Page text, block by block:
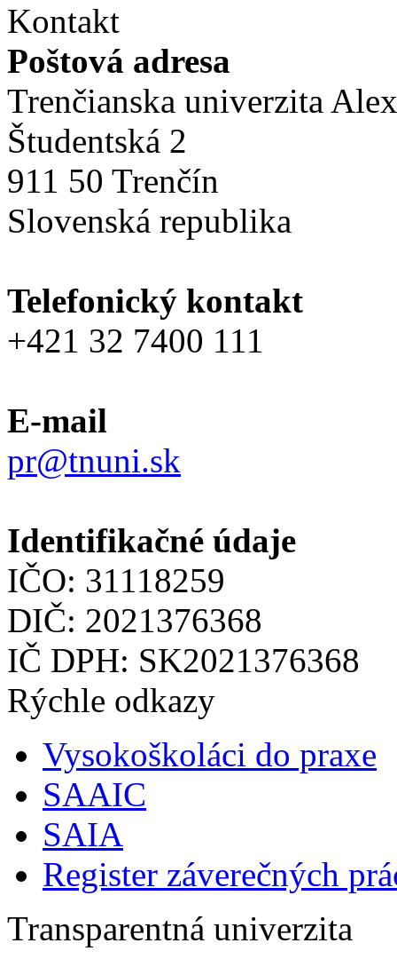
Kontakt
Poštová adresa
Trenčianska univerzita
Študentská 2
911 50 Trenčín
Slovenská republika
Telefonický kontakt
+421 32 7400 111
E-mail
pr@tnuni.sk
Identifikačné údaje
IČO: 31118259
DIČ: 2021376368
IČ DPH: SK2021376368
Rýchle odkazy
Vysokoškoláci do praxe
SAAIC
SAIA
Register záverečných
Transparentná univerzita